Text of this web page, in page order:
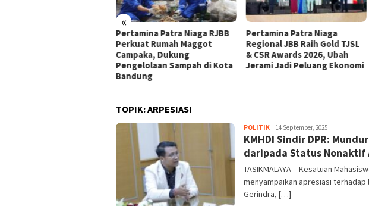
«
Pertamina Patra Niaga RJBB
Perkuat Rumah Maggot
Campaka, Dukung
Pengelolaan Sampah di Kota
Bandung
Pertamina Patra Niaga
Regional JBB Raih Gold TJSL
& CSR Awards 2026, Ubah
Jerami Jadi Peluang Ekonomi
TOPIK:ARPESIASI
POLITIK Tim
Redaksi
14 September, 2025
KMHDI Sindir DPR:
daripada Status Nonaktif
TASIKMALAYA – Kesatuan
menyampaikan apresiasi terhadap
Gerindra, […]